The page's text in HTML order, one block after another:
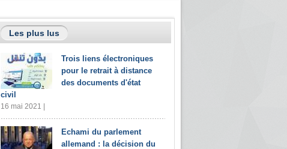
Les plus lus
Trois liens électroniques
pour le retrait à distance
des documents d'état
civil
16 mai 2021 |
Echami du parlement
allemand : la décision du